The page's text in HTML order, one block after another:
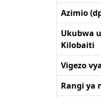
Azimio
Ukubwa
Kilobaiti
Vigezo
Rangi ya